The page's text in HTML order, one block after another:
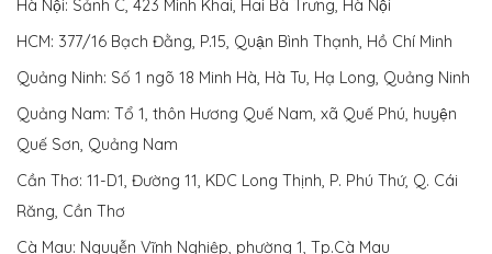
Hà Nội: Sảnh C, 423 Minh Khai, Hai Bà Trưng, Hà Nội
HCM: 377/16 Bạch Đằng, P.15, Quận Bình Thạnh, Hồ Chí Minh
Quảng Ninh: Số 1 ngõ 18 Minh Hà, Hà Tu, Hạ Long, Quảng Ninh
Quảng Nam: Tổ 1, thôn Hương Quế Nam, xã Quế Phú, huyện
Quế Sơn, Quảng Nam
Cần Thơ: 11-D1, Đường 11, KDC Long Thịnh, P. Phú Thứ, Q. Cái
Răng, Cần Thơ
Cà Mau: Nguyễn Vĩnh Nghiệp, phường 1, Tp.Cà Mau